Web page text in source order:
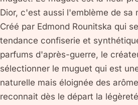
Dior, c'est aussi l'emblème de sa
Créé par Edmond Rounitska qui
tendance confiserie et
parfums d'après-guerre, le
sélectionner le muguet qui est
naturelle mais éloignée des
reconnait dès le départ la